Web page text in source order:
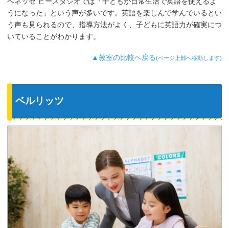
うになった」という声が多いです。英語を楽しんで学んでいるとい
う声も見られるので、指導方法がよく、子どもに英語力が確実につ
いていることがわかります。
▲教室の比較へ戻る(ページ上部へ移動します)
ベルリッツ